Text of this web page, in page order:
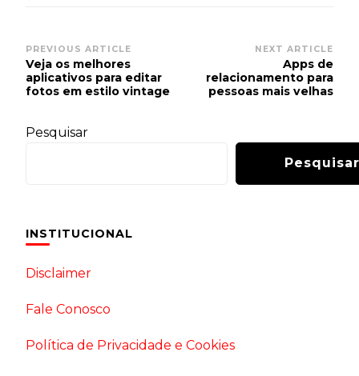
Post
Navigation
PREVIOUS ARTICLE
Veja os melhores
aplicativos para editar
fotos em estilo vintage
NEXT ARTICLE
Apps de
relacionamento para
pessoas mais velhas
Pesquisar
Pesquisar
INSTITUCIONAL
Disclaimer
Fale Conosco
Política de Privacidade e Cookies